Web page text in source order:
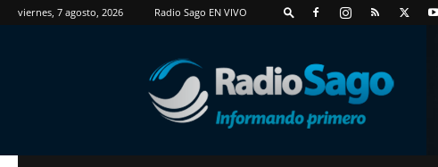
viernes, 7 agosto, 2026 Radio Sago EN VIVO
RadioSago